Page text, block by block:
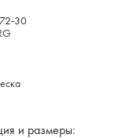
30
и размеры: